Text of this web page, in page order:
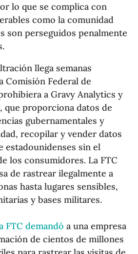
lo que se complica con
como la comunidad
son perseguidos penalmente
llega semanas
Comisión Federal de
a Gravy Analytics y
que proporciona datos de
gubernamentales y
recopilar y vender datos
estadounidenses sin el
los consumidores. La FTC
de rastrear ilegalmente a
hasta lugares sensibles,
y bases militares.
FTC demandó a una empresa
de cientos de millones